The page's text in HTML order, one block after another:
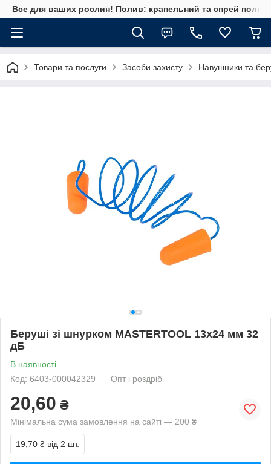
Все для ваших рослин! Полив: крапельний та спрей полив,
Товари та послуги Засоби захисту Навушники та
Беруші зі шнурком MASTERTOOL 13х24 мм 32
дБ
В наявності
Код: 6403-000042329
Опт і роздріб
20,60 ₴
Мінімальна сума замовлення на сайті — 200 ₴
19,70 ₴ від 2 шт.